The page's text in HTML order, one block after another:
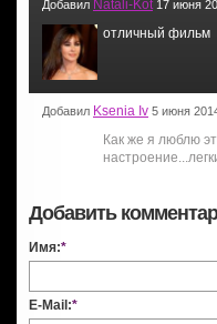
Добавил Natali-Kot 17 июня
отличный фильм
Добавил Ksenia Iv 5 июня
Как же я люблю
Добавить
Имя:*
E-Mail:*